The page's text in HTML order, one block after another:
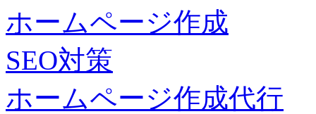
ホームページ作成
SEO対策
ホームページ作成代行